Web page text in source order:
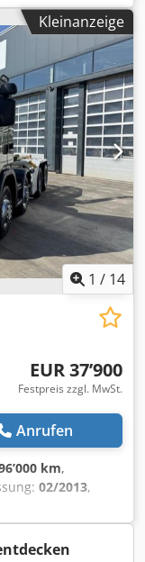
Klima-
Chjdpfoyxzvqox
Kleinanzeige
1 / 14
EUR 37’900
Festpreis zzgl. MwSt.
Anrufen
km,
02/2013,
, Emissionsklasse:
Klima- Meiller